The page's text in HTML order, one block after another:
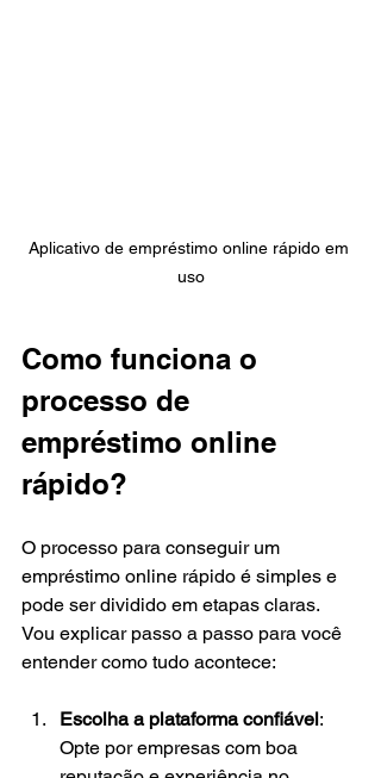
Aplicativo de empréstimo online rápido em
uso
Como funciona o
processo de
empréstimo online
rápido?
O processo para conseguir um
empréstimo online rápido é simples e
pode ser dividido em etapas claras.
Vou explicar passo a passo para você
entender como tudo acontece:
Escolha a plataforma confiável:
Opte por empresas com boa